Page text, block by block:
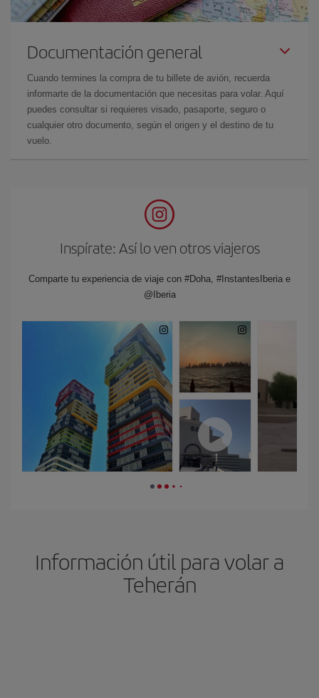
Documentación general
Cuando termines la compra de tu billete de avión, recuerda
informarte de la documentación que necesitas para volar. Aquí
puedes consultar si requieres visado, pasaporte, seguro o
cualquier otro documento, según el origen y el destino de tu
vuelo.
Inspírate: Así lo ven otros viajeros
Comparte tu experiencia de viaje con #Doha, #InstantesIberia e
@Iberia
Información útil para volar a
Teherán